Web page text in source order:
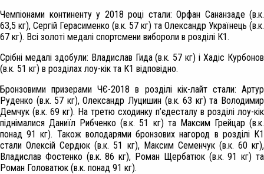
Чемпіонами континенту у 2018 році стали: Орфан Сананзаде (в.к.
63,5 кг), Сергій Герасименко (в.к. 57 кг) та Олександр Українець (в.к.
67 кг). Всі золоті медалі спортсмени вибороли в розділі К1.
Срібні медалі здобули: Владислав Гида (в.к. 57 кг) і Хадіс Курбонов
(в.к. 51 кг) в розділах лоу-кік та К1 відповідно.
Бронзовими призерами ЧЄ-2018 в розділі кік-лайт стали: Артур
Руденко (в.к. 57 кг), Олександр Луцишин (в.к. 63 кг) та Володимир
Демчук (в.к. 69 кг). На третю сходинку п’єдесталу в розділі лоу-кік
піднімалися Даниїл Рибченко (в.к. 51 кг) та Максим Грейцар (в.к.
понад 91 кг). Також володарями бронзових нагород в розділі К1
стали Олексій Сердюк (в.к. 51 кг), Максим Семенчук (в.к. 60 кг),
Владислав Фостенко (в.к. 86 кг), Роман Щербатюк (в.к. 91 кг) та
Роман Головатюк (в.к. понад 91 кг).